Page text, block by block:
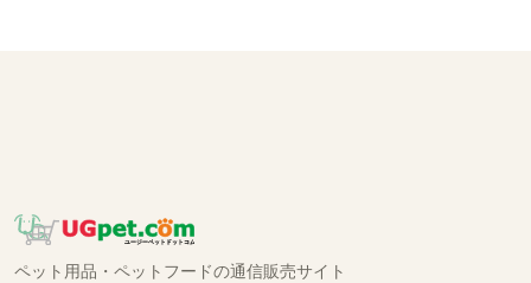
ペット用品・ペットフードの通信販売サイト